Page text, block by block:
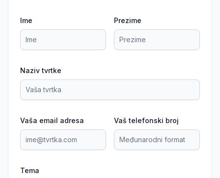
Ime Prezime
Naziv tvrtke
Vaša email adresa Vaš telefonski broj
Tema